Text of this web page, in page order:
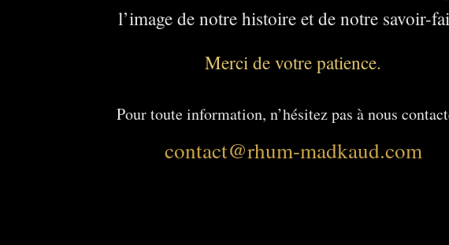
l’image de notre histoire et de notre savoir-
Merci de votre patience.
Pour toute information, n’hésitez pas à nous
contact@rhum-madkaud.com